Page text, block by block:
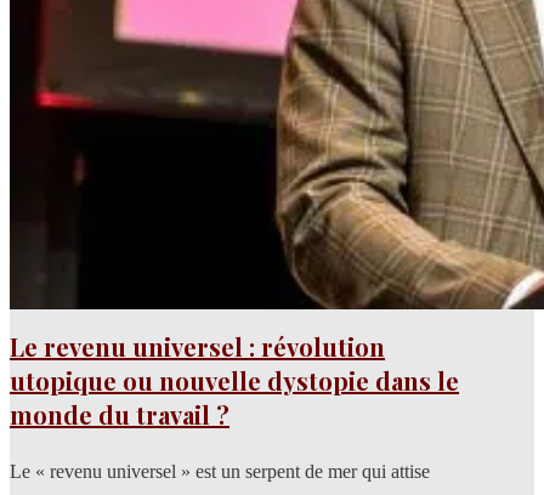
Le revenu universel : révolution
utopique ou nouvelle dystopie dans le
monde du travail ?
Le « revenu universel » est un serpent de mer qui attise